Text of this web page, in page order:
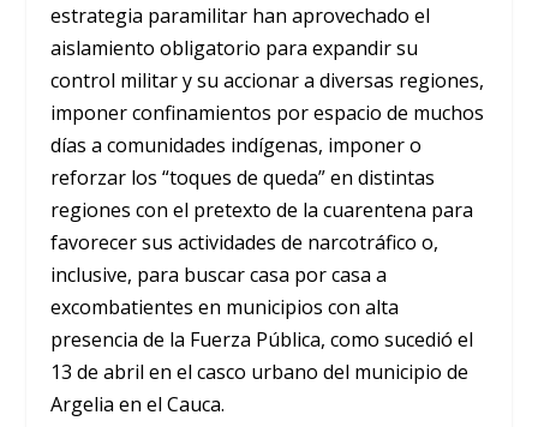
estrategia paramilitar han aprovechado el
aislamiento obligatorio para expandir su
control militar y su accionar a diversas regiones,
imponer confinamientos por espacio de muchos
días a comunidades indígenas, imponer o
reforzar los “toques de queda” en distintas
regiones con el pretexto de la cuarentena para
favorecer sus actividades de narcotráfico o,
inclusive, para buscar casa por casa a
excombatientes en municipios con alta
presencia de la Fuerza Pública, como sucedió el
13 de abril en el casco urbano del municipio de
Argelia en el Cauca.